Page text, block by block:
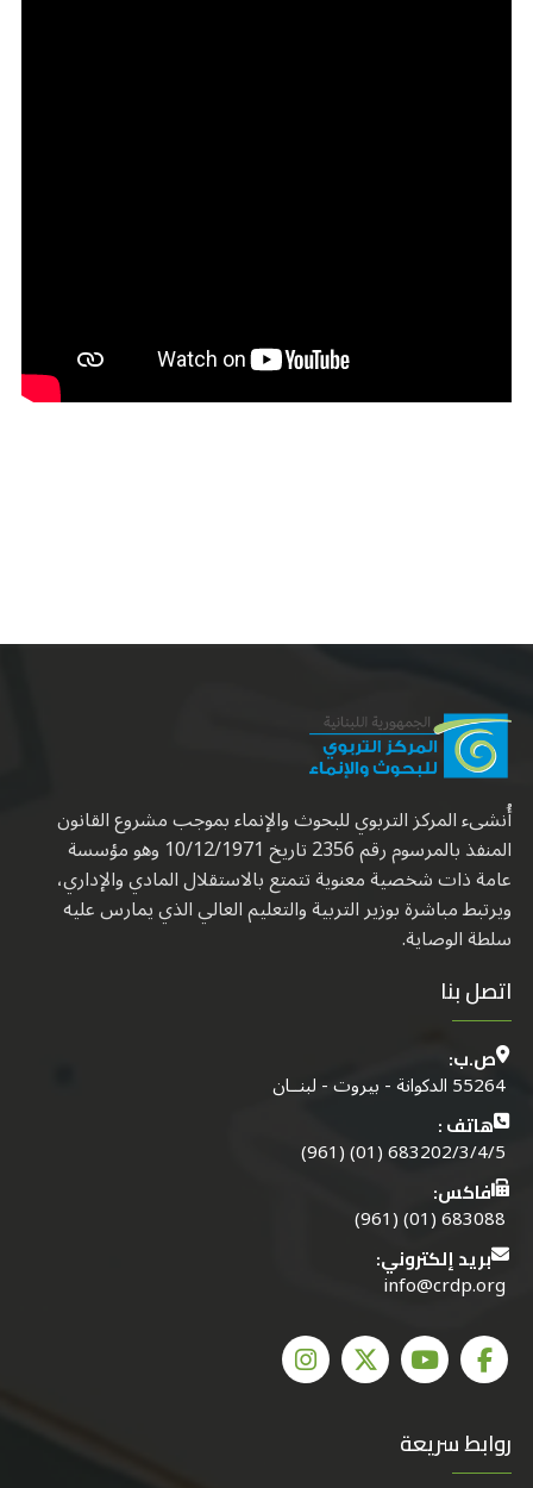
أُنشىء المركز التربوي للبحوث والإنماء بموجب مشروع القانون
المنفذ بالمرسوم رقم 2356 تاريخ 10/12/1971 وهو مؤسسة
عامة ذات شخصية معنوية تتمتع بالاستقلال المادي والإداري،
ويرتبط مباشرة بوزير التربية والتعليم العالي الذي يمارس عليه
سلطة الوصاية.
اتصل بنا
ص.ب:
55264 الدكوانة - بيروت - لبنــان
هاتف :
683202/3/4/5 (01) (961)
فاكس:
683088 (01) (961)
بريد إلكتروني:
info@crdp.org
روابط سريعة